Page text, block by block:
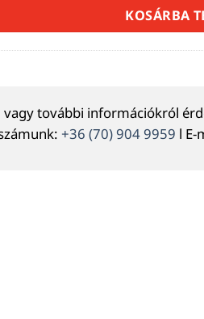
KOSÁRBA
további információkról
+36 (70) 904 9959 l E-